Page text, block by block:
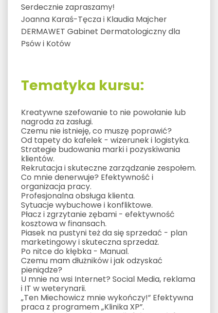
Serdecznie zapraszamy!
Joanna Karaś-Tęcza i Klaudia Majcher
DERMAWET Gabinet Dermatologiczny dla
Psów i Kotów
Tematyka kursu:
Kreatywne szefowanie to nie powołanie lub
nagroda za zasługi.
Czemu nie istnieję, co muszę poprawić?
Od tapety do kafelek - wizerunek i logistyka.
Strategie budowania marki i pozyskiwania
klientów.
Rekrutacja i skuteczne zarządzanie zespołem.
Co mnie denerwuje? Efektywność i
organizacja pracy.
Profesjonalna obsługa klienta.
Sytuacje wybuchowe i konfliktowe.
Płacz i zgrzytanie zębami - efektywność
kosztowa w finansach.
Piasek na pustyni też da się sprzedać - plan
marketingowy i skuteczna sprzedaż.
Po nitce do kłębka - Manual.
Czemu mam dłużników i jak odzyskać
pieniądze?
U mnie na wsi Internet? Social Media, reklama
i IT w weterynarii.
„Ten Miechowicz mnie wykończy!” Efektywna
praca z programem „Klinika XP”.